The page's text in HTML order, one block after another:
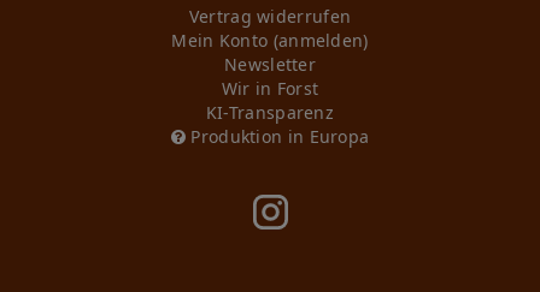
Vertrag widerrufen
Mein Konto (anmelden)
Newsletter
Wir in Forst
KI-Transparenz
Produktion in Europa